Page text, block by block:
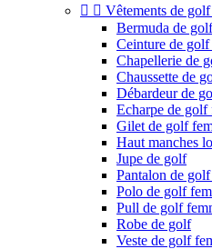
  Vêtements de
Bermuda de
Ceinture de golf
Chapellerie de
Chaussette de
Débardeur de
Echarpe de golf
Gilet de golf
Haut manches
Jupe de golf
Pantalon de
Polo de golf
Pull de golf
Robe de golf
Veste de golf